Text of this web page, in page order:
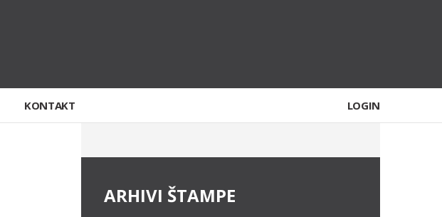
KONTAKT LOGIN
ARHIVI ŠTAMPE